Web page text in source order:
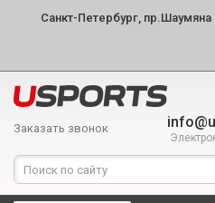
Санкт-Петербург, пр.Шаумяна
Заказать звонок